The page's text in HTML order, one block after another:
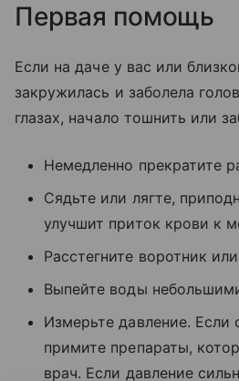
Первая помощь
Если на даче у вас или
закружилась и заболела
глазах, начало тошнить или
Немедленно прекратите
Сядьте или лягте,
улучшит приток крови к
Расстегните воротник
Выпейте воды
Измерьте давление. Если
примите препараты,
врач. Если давление